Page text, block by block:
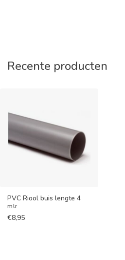
Recente producten
PVC Riool buis lengte 4
mtr
€8,95